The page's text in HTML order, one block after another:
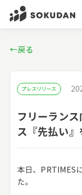
←戻る
プレスリリース
フリーラン
ス『先払い
本日、PRTIMES
た。